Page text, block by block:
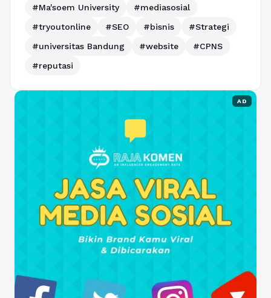
#Ma'soem University
#mediasosial
#tryoutonline
#SEO #bisnis
#Strategi
#universitas Bandung
#website
#CPNS
#reputasi
AD